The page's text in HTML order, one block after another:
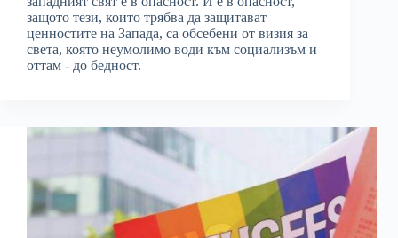
защото тези, които трябва да защитават
ценностите на Запада, са обсебени от визия за
света, която неумолимо води към социализъм и
оттам - до бедност.